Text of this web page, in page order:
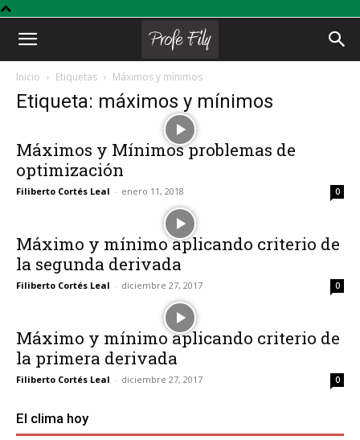
Profe
Inicio Etiquetas Máximos y mínimos
Etiqueta: máximos y mínimos
Máximos y Mínimos problemas de
optimización
Filiberto Cortés Leal - enero 11, 2018 0
Máximo y mínimo aplicando criterio de
la segunda derivada
Filiberto Cortés Leal - diciembre 27, 2017 0
Máximo y mínimo aplicando criterio de
la primera derivada
Filiberto Cortés Leal - diciembre 27, 2017 0
El clima hoy